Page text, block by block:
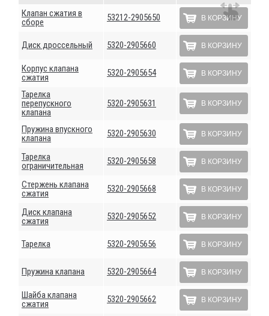
Клапан сжатия в
сборе
53212-2905650 В КОРЗИНУ
Диск дроссельный 5320-2905660 В КОРЗИНУ
Корпус клапана
сжатия
5320-2905654 В КОРЗИНУ
Тарелка
перепускного
клапана
5320-2905631 В КОРЗИНУ
Пружина впускного
клапана
5320-2905630 В КОРЗИНУ
Тарелка
ограничительная
5320-2905658 В КОРЗИНУ
Стержень клапана
сжатия
5320-2905668 В КОРЗИНУ
Диск клапана
сжатия
5320-2905652 В КОРЗИНУ
Тарелка 5320-2905656 В КОРЗИНУ
Пружина клапана 5320-2905664 В КОРЗИНУ
Шайба клапана
сжатия
5320-2905662 В КОРЗИНУ